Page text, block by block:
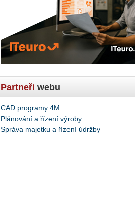
Partneři webu
CAD programy 4M
Plánování a řízení výroby
Správa majetku a řízení údržby